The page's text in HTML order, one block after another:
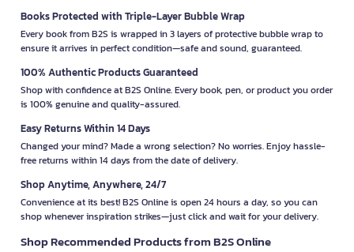
Books Protected with Triple-Layer Bubble Wrap
Every book from B2S is wrapped in 3 layers of protective bubble wrap to
ensure it arrives in perfect condition—safe and sound, guaranteed.
100% Authentic Products Guaranteed
Shop with confidence at B2S Online. Every book, pen, or product you order
is 100% genuine and quality-assured.
Easy Returns Within 14 Days
Changed your mind? Made a wrong selection? No worries. Enjoy hassle-
free returns within 14 days from the date of delivery.
Shop Anytime, Anywhere, 24/7
Convenience at its best! B2S Online is open 24 hours a day, so you can
shop whenever inspiration strikes—just click and wait for your delivery.
Shop Recommended Products from B2S Online